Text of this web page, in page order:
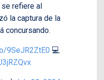
se refiere al
la captura de la
concursando.
9SeJR2ZtE0 💻